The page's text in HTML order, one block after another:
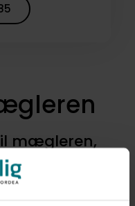
mægleren,
til salg,